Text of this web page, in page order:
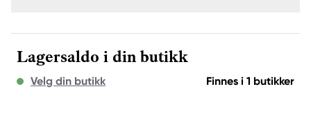
Lagersaldo i din butikk
Velg din butikk Finnes i 1 butikker